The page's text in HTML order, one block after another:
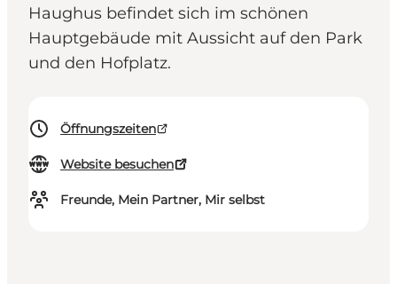
Haughus befindet sich im schönen
Hauptgebäude mit Aussicht auf den Park
und den Hofplatz.
Öffnungszeiten
Website besuchen
Freunde, Mein Partner, Mir selbst